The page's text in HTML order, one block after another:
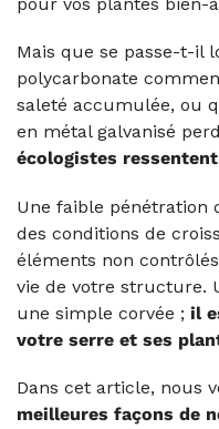
Mais que se passe-t-il
polycarbonate
saleté accumulée, ou
en métal galvanisé
écologistes
Une faible
des conditions de
éléments non
vie de votre structure.
une simple corvée ; il
votre serre et ses
Dans cet article, nous
meilleures façons de